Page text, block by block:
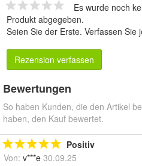
Es wurde noch
Produkt abgegeben.
Seien Sie der Erste. Verfassen Sie
Rezension verfassen
Bewertungen
So haben Kunden, die den Artikel
haben, den Kauf bewertet.
Positiv
Von: v***e 30.09.25